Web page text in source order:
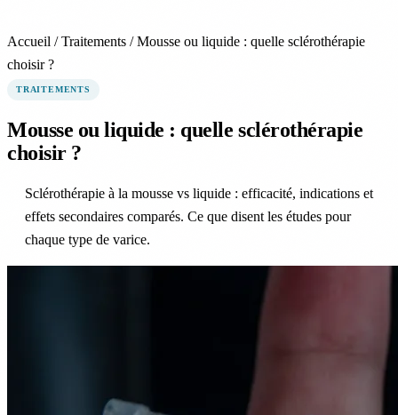
Accueil / Traitements / Mousse ou liquide : quelle sclérothérapie
choisir ?
TRAITEMENTS
Mousse ou liquide : quelle sclérothérapie
choisir ?
Sclérothérapie à la mousse vs liquide : efficacité, indications et
effets secondaires comparés. Ce que disent les études pour
chaque type de varice.